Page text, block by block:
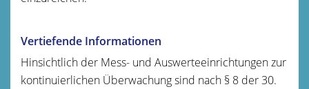
Vertiefende Informationen
Hinsichtlich der Mess- und Auswerteeinrichtungen zur
kontinuierlichen Überwachung sind nach § 8 der 30.